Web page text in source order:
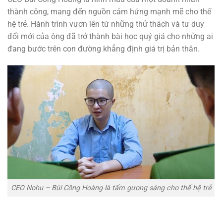
thành công, mang đến nguồn cảm hứng mạnh mẽ cho thế
hệ trẻ. Hành trình vươn lên từ những thử thách và tư duy
đổi mới của ông đã trở thành bài học quý giá cho những ai
đang bước trên con đường khẳng định giá trị bản thân.
CEO Nohu – Bùi Công Hoàng là tấm gương sáng cho thế hệ trẻ